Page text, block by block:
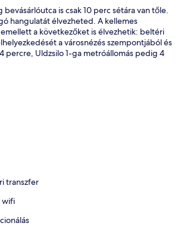
Bálterem
is csak 10 perc sétára van tőle.
hangulatát élvezheted. A kellemes
a következőket is élvezhetik: beltéri
a városnézés szempontjából és
percre, Uldzsilo 1-ga metróállomás pedig 4
transzfer
wifi